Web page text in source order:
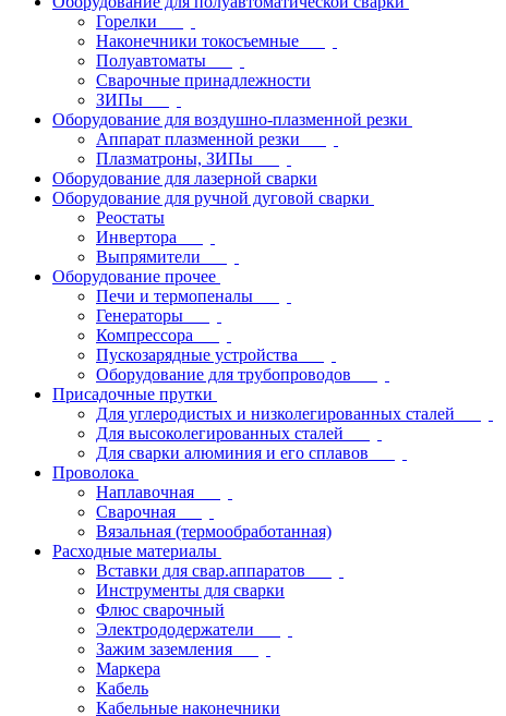
Горелки
Наконечники токосъемные
Полуавтоматы
Сварочные принадлежности
ЗИПы
Оборудование для воздушно-плазменной резки
Аппарат плазменной резки
Плазматроны, ЗИПы
Оборудование для лазерной сварки
Оборудование для ручной дуговой сварки
Реостаты
Инвертора
Выпрямители
Оборудование прочее
Печи и термопеналы
Генераторы
Компрессора
Пускозарядные устройства
Оборудование для трубопроводов
Присадочные прутки
Для углеродистых и низколегированных сталей
Для высоколегированных сталей
Для сварки алюминия и его сплавов
Проволока
Наплавочная
Сварочная
Вязальная (термообработанная)
Расходные материалы
Вставки для свар.аппаратов
Инструменты для сварки
Флюс сварочный
Электрододержатели
Зажим заземления
Маркера
Кабель
Кабельные наконечники